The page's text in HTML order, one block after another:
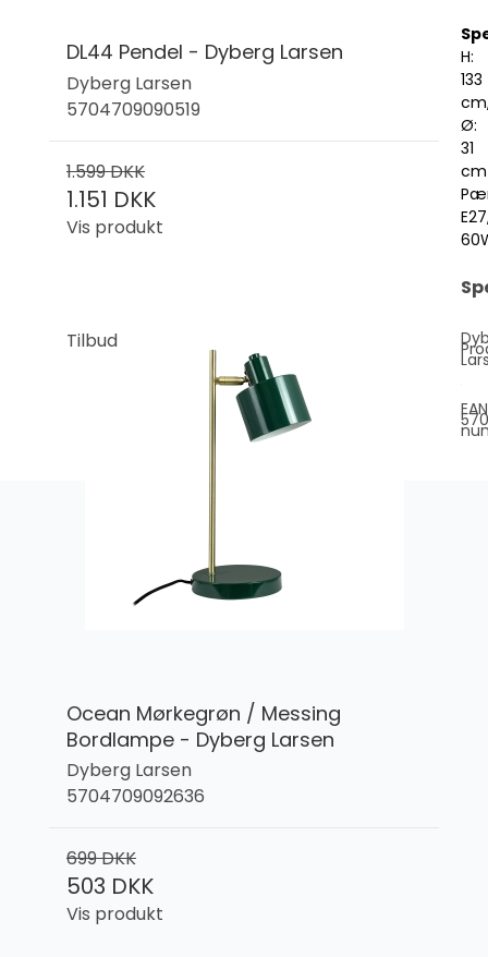
DL44 Pendel - Dyberg Larsen
Dyberg Larsen
5704709090519
1.599 DKK
1.151 DKK
Vis produkt
Tilbud
Ocean Mørkegrøn / Messing
Bordlampe - Dyberg Larsen
Dyberg Larsen
5704709092636
699 DKK
503 DKK
Vis produkt
H:
133
Ø:
31
cm